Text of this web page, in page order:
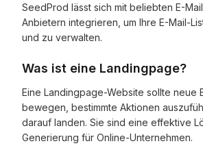
SeedProd lässt sich mit beliebten E-
Anbietern integrieren, um Ihre E-Mail-
und zu verwalten.
Was ist eine Landingpage?
Eine Landingpage-Website sollte neue
bewegen, bestimmte Aktionen
darauf landen. Sie sind eine effektive
Generierung für Online-Unternehmen.